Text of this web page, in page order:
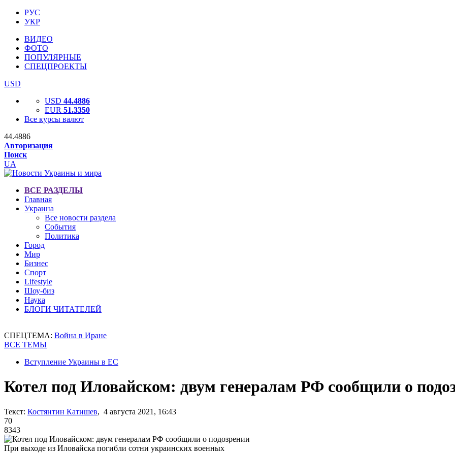
РУС
УКР
ВИДЕО
ФОТО
ПОПУЛЯРНЫЕ
СПЕЦПРОЕКТЫ
USD
USD 44.4886
EUR 51.3350
Все курсы валют
44.4886
Авторизация
Поиск
UA
ВСЕ РАЗДЕЛЫ
Главная
Украина
Все новости раздела
События
Политика
Город
Мир
Бизнес
Спорт
Lifestyle
Шоу-биз
Наука
БЛОГИ ЧИТАТЕЛЕЙ
СПЕЦТЕМА: Война в Иране
ВСЕ ТЕМЫ
Вступление Украины в ЕС
Котел под Иловайском: двум генералам РФ сообщили о
Текст: Костянтин Катишев, 4 августа 2021, 16:43
70
8343
При выходе из Иловайска погибли сотни украинских военных